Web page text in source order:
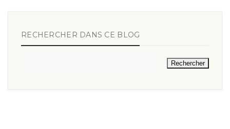
RECHERCHER DANS CE BLOG